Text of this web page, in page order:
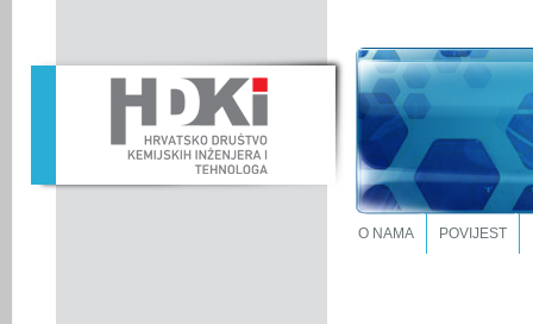
O NAMA POVIJEST